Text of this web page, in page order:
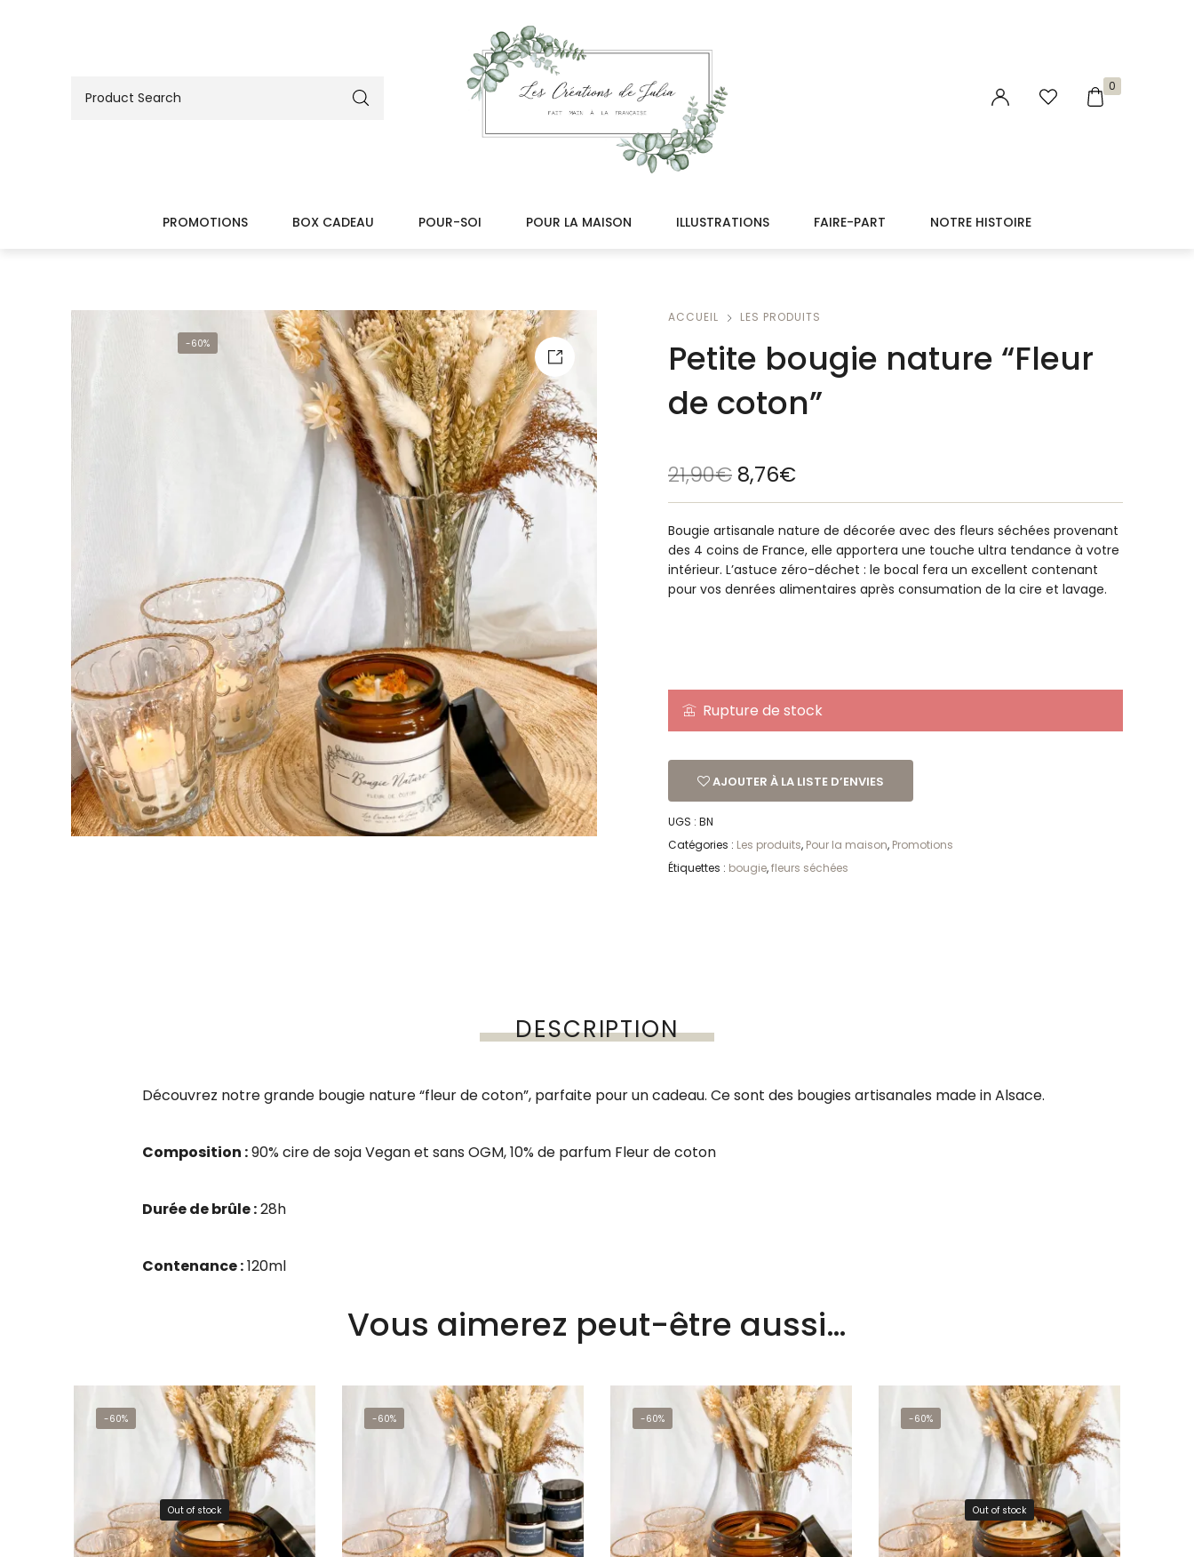
0
PROMOTIONS BOX CADEAU POUR-SOI POUR LA MAISON ILLUSTRATIONS FAIRE-PART NOTRE HISTOIRE
-60%
ACCUEIL LES PRODUITS
Petite bougie nature “Fleur
de coton”
21,90€ 8,76€
Bougie artisanale nature de décorée avec des fleurs séchées provenant
des 4 coins de France, elle apportera une touche ultra tendance à votre
intérieur. L’astuce zéro-déchet : le bocal fera un excellent contenant
pour vos denrées alimentaires après consumation de la cire et lavage.
Rupture de stock
AJOUTER À LA LISTE D’ENVIES
UGS : BN
Catégories : Les produits, Pour la maison, Promotions
Étiquettes : bougie,fleurs séchées
DESCRIPTION
Découvrez notre grande bougie nature “fleur de coton”, parfaite pour un cadeau. Ce sont des bougies artisanales made in Alsace.
Composition :90% cire de soja Vegan et sans OGM, 10% de parfum Fleur de coton
Durée de brûle :28h
Contenance :120ml
Vous aimerez peut-être aussi…
-60%
Out of stock
-60% -60% -60%
Out of stock